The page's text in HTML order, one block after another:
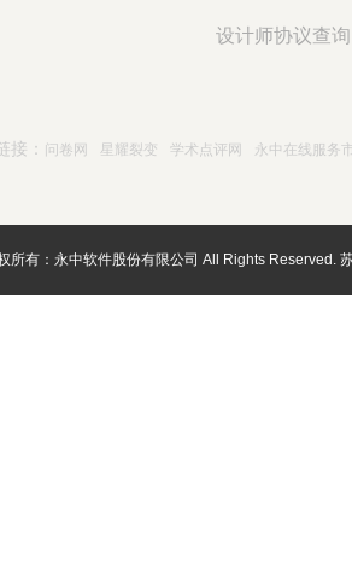
设计师协议查询
接： 问卷网 星耀裂变 学术点评网 永中在线服务
所有：永中软件股份有限公司 All Rights Reserved.